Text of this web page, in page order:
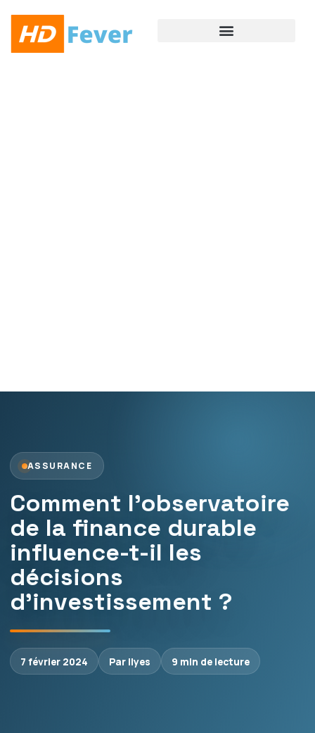
ASSURANCE
Comment l’observatoire
de la finance durable
influence-t-il les
décisions
d’investissement ?
7 février 2024 Par Ilyes 9 min de lecture